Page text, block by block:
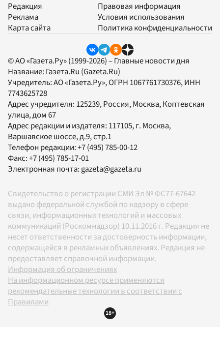
Редакция
Реклама
Карта сайта
Правовая информация
Условия использования
Политика конфиденциальности
© АО «Газета.Ру» (1999-2026) – Главные новости дня
Название: Газета.Ru (Gazeta.Ru)
Учредитель:АО «Газета.Ру», ОГРН 1067761730376, ИНН
7743625728
Адрес учредителя: 125239, Россия, Москва, Коптевская
улица, дом 67
Адрес редакции и издателя: 117105, г. Москва,
Варшавское шоссе, д.9, стр.1
Телефон редакции:+7 (495) 785-00-12
Факс:+7 (495) 785-17-01
Электронная почта: gazeta@gazeta.ru
Свидетельство о регистрации СМИ Эл № ФС77-67642
выдано федеральной службой по надзору в сфере
связи, информационных технологий и массовых
коммуникаций (Роскомнадзор) 10.11.2016 г. Редакция не
несет ответственности за достоверность информации,
содержащейся в рекламных объявлениях. Редакция не
предоставляет справочной информации.
Информация об ограничениях
На информационном ресурсе применяются
рекомендательные технологии в соответствии с
Правилами
18+